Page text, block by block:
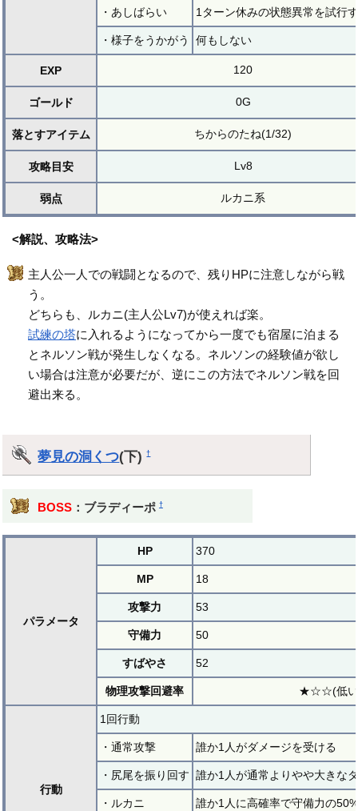
・あしばらい 1ターン休みの状態異常を試行
・様子をうかがう 何もしない
EXP 120
ゴールド 0G
落とすアイテム ちからのたね(1/32)
攻略目安 Lv8
弱点 ルカニ系
<解説、攻略法>
主人公一人での戦闘となるので、残りHPに注意しながら戦
う。
どちらも、ルカニ(主人公Lv7)が使えれば楽。
試練の塔に入れるようになってから一度でも宿屋に泊まる
とネルソン戦が発生しなくなる。ネルソンの経験値が欲し
い場合は注意が必要だが、逆にこの方法でネルソン戦を回
避出来る。
夢見の洞くつ(下)†
BOSS：ブラディーポ †
パラメータ
HP 370
MP 18
攻撃力 53
守備力 50
すばやさ 52
物理攻撃回避率 ★☆☆(低
行動
1回行動
・通常攻撃 誰か1人がダメージを受ける
・尻尾を振り回す 誰か1人が通常よりやや大きな
・ルカニ 誰か1人に高確率で守備力の